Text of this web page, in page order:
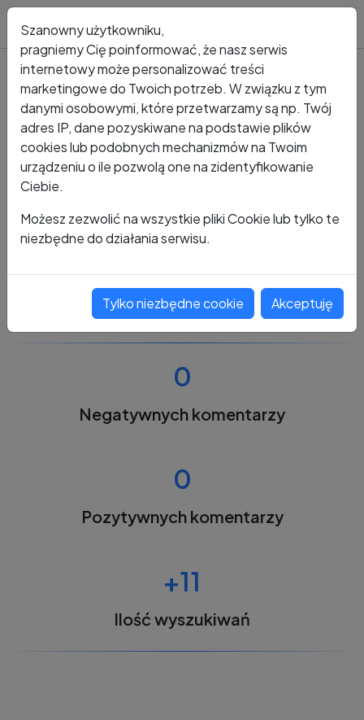
Kto dzwonił? Numer +48 661 402 927
+48 661 402 927
0
Negatywnych komentarzy
0
Pozytywnych komentarzy
+11
Ilość wyszukiwań
Szanowny użytkowniku,
pragniemy Cię poinformować, że nasz serwis
internetowy może personalizować treści
marketingowe do Twoich potrzeb. W związku z tym
danymi osobowymi, które przetwarzamy są np. Twój
adres IP, dane pozyskiwane na podstawie plików
cookies lub podobnych mechanizmów na Twoim
urządzeniu o ile pozwolą one na zidentyfikowanie
Ciebie.
Możesz zezwolić na wszystkie pliki Cookie lub tylko te
niezbędne do działania serwisu.
Tylko niezbędne cookie Akceptuję